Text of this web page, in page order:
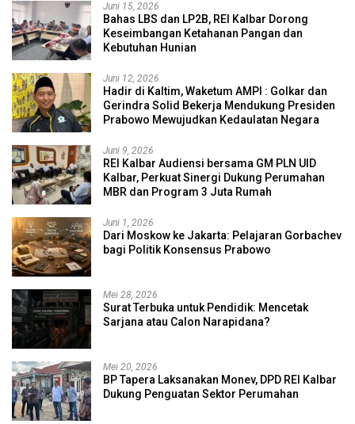
Juni 15, 2026
Bahas LBS dan LP2B, REI Kalbar Dorong
Keseimbangan Ketahanan Pangan dan
Kebutuhan Hunian
Juni 12, 2026
Hadir di Kaltim, Waketum AMPI : Golkar dan
Gerindra Solid Bekerja Mendukung Presiden
Prabowo Mewujudkan Kedaulatan Negara
Juni 9, 2026
REI Kalbar Audiensi bersama GM PLN UID
Kalbar, Perkuat Sinergi Dukung Perumahan
MBR dan Program 3 Juta Rumah
Juni 1, 2026
Dari Moskow ke Jakarta: Pelajaran Gorbachev
bagi Politik Konsensus Prabowo
Mei 28, 2026
Surat Terbuka untuk Pendidik: Mencetak
Sarjana atau Calon Narapidana?
Mei 20, 2026
BP Tapera Laksanakan Monev, DPD REI Kalbar
Dukung Penguatan Sektor Perumahan